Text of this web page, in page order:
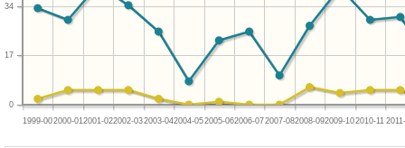
1999-002000-012001-022002-032003-042004-052005-062006-072007-082008-092009-102010-11
0
17
34